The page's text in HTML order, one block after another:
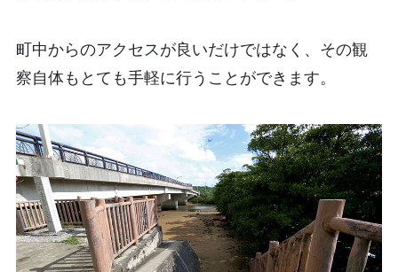
町中からのアクセスが良いだけではなく、その観
察自体もとても手軽に行うことができます。